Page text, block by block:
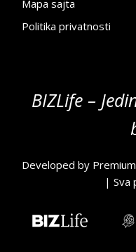
Mapa sajta
Politika privatnosti
BIZLife –
Developed by
| Sva